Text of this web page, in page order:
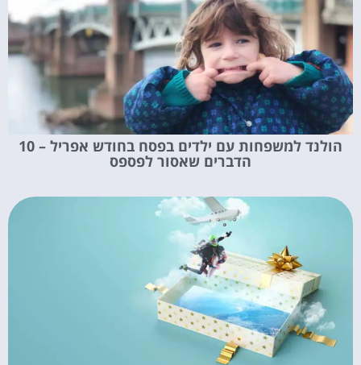
הולנד למשפחות עם ילדים בפסח בחודש אפריל – 10
הדברים שאסור לפספס